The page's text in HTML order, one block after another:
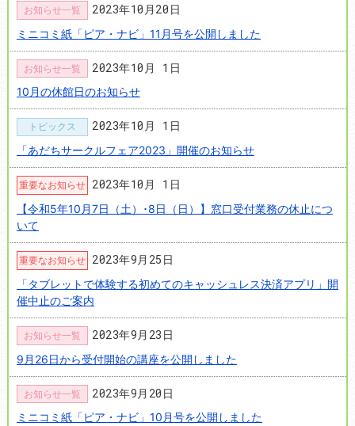
お知らせ一覧 2023年10月20日
ミニコミ紙「ピア・ナビ」11月号を公開しました
お知らせ一覧 2023年10月 1日
10月の休館日のお知らせ
トピックス 2023年10月 1日
「あだちサークルフェア2023」開催のお知らせ
重要なお知らせ 2023年10月 1日
【令和5年10月7日（土）･8日（日）】窓口受付業務の休止につ
いて
重要なお知らせ 2023年9月25日
「タブレットで体験する初めてのキャッシュレス決済アプリ」開
催中止のご案内
お知らせ一覧 2023年9月23日
9月26日から受付開始の講座を公開しました
お知らせ一覧 2023年9月20日
ミニコミ紙「ピア・ナビ」10月号を公開しました